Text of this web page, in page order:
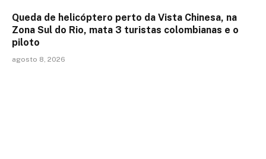
Queda de helicóptero perto da Vista Chinesa, na
Zona Sul do Rio, mata 3 turistas colombianas e o
piloto
agosto 8, 2026